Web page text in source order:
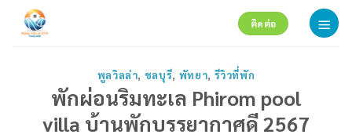
ติดต่อ
พูลวิลล่า, ชลบุรี, พัทยา, รีวิวที่พัก
พักผ่อนริมทะเล Phirom pool
villa บ้านพักบรรยากาศดี 2567